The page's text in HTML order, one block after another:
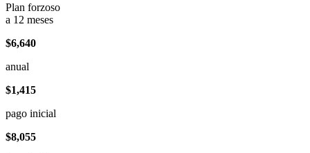
Plan forzoso
a 12 meses
$6,640
anual
$1,415
pago inicial
$8,055